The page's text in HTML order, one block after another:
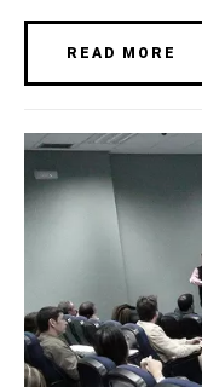
READ MORE